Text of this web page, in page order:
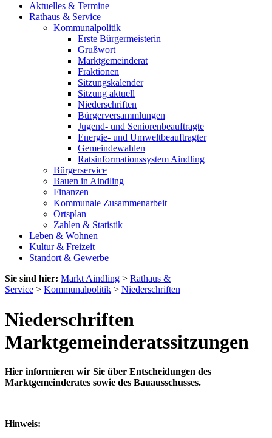
Aktuelles & Termine
Rathaus & Service
Kommunalpolitik
Erste Bürgermeisterin
Grußwort
Marktgemeinderat
Fraktionen
Sitzungskalender
Sitzung aktuell
Niederschriften
Bürgerversammlungen
Jugend- und Seniorenbeauftragte
Energie- und Umweltbeauftragter
Gemeindewahlen
Ratsinformationssystem Aindling
Bürgerservice
Bauen in Aindling
Finanzen
Kommunale Zusammenarbeit
Ortsplan
Zahlen & Statistik
Leben & Wohnen
Kultur & Freizeit
Standort & Gewerbe
Sie sind hier: Markt Aindling > Rathaus &
Service > Kommunalpolitik > Niederschriften
Niederschriften
Marktgemeinderatssitzungen
Hier informieren wir Sie über Entscheidungen des
Marktgemeinderates sowie des Bauausschusses.
Hinweis: